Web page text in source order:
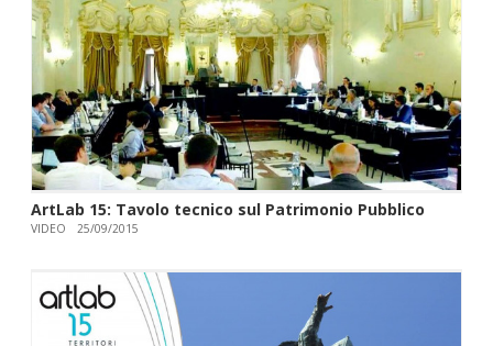
ArtLab 15: Tavolo tecnico sul Patrimonio Pubblico
VIDEO 25/09/2015